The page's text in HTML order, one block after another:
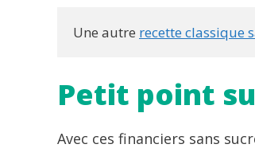
Une autre recette classique
Petit point
Avec ces financiers sans